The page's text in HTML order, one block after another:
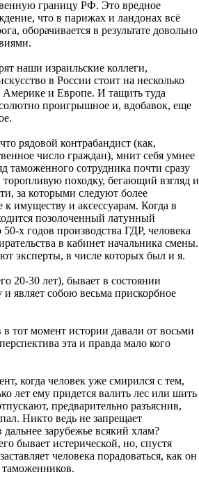
границу РФ. Это вредное
что в парижах и ландонах всё
оборачивается в результате довольно
наши израильские коллеги,
в России стоит на несколько
Америке и Европе. И тащить туда
проигрышное и, вдобавок, еще
рядовой контрабандист (как,
число граждан), мнит себя умнее
таможенного сотрудника почти сразу
походку, бегающий взгляд и
за которыми следуют более
имуществу и аксессуарам. Когда в
позолоченный латунный
х годов производства ГДР, человека
в кабинет начальника смены.
эксперты, в числе которых был и я.
20-30 лет), бывает в состоянии
являет собою весьма прискорбное
в тот момент истории давали от восьми
эта и правда мало кого
когда человек уже смирился с тем,
лет ему придется валить лес или шить
предварительно разъяснив,
Никто ведь не запрещает
зарубежье всякий хлам?
бывает истерической, но, спустя
человека порадоваться, как он